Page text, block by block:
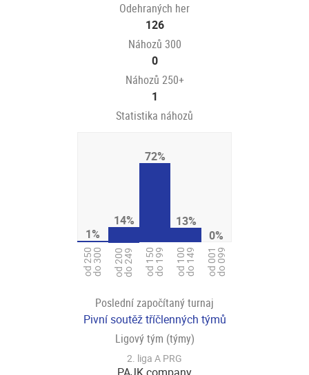
Odehraných her
126
Náhozů 300
0
Náhozů 250+
1
Statistika náhozů
1%
od 250do 300
14%
od 200do 249
72%
od 150do 199
13%
od 100do 149
0%
od 001do 099
Poslední započítaný turnaj
Pivní soutěž tříčlenných týmů
Ligový tým (týmy)
2. liga A PRG